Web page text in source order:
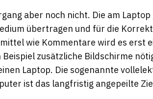
aber noch nicht. Die am
übertragen und für die
wie Kommentare wird es erst
zusätzliche Bildschirme
Laptop. Die sogenannte
ist das langfristig angepeilte